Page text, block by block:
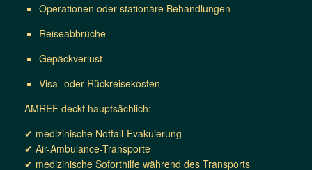
Operationen oder stationäre Behandlungen
Reiseabbrüche
Gepäckverlust
Visa- oder Rückreisekosten
AMREF deckt hauptsächlich:
✔ medizinische Notfall-Evakuierung
✔ Air-Ambulance-Transporte
✔ medizinische Soforthilfe während des Transports